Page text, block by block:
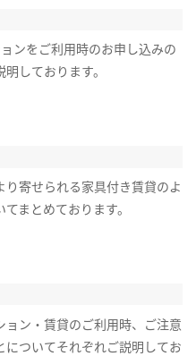
ンをご利用時のお申し込みの
しております。
り寄せられる家具付き賃貸のよ
まとめております。
ョン・賃貸のご利用時、ご注意
についてそれぞれご説明してお